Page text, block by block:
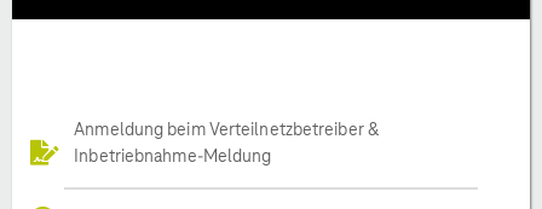
Anmeldung beim Verteilnetzbetreiber &
Inbetriebnahme-Meldung